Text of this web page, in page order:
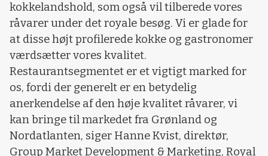
kokkelandshold, som også vil tilberede vores
råvarer under det royale besøg. Vi er glade for
at disse højt profilerede kokke og gastronomer
værdsætter vores kvalitet.
Restaurantsegmentet er et vigtigt marked for
os, fordi der generelt er en betydelig
anerkendelse af den høje kvalitet råvarer, vi
kan bringe til markedet fra Grønland og
Nordatlanten, siger Hanne Kvist, direktør,
Group Market Development & Marketing, Royal